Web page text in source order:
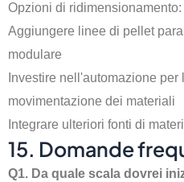
Opzioni di ridimensionamento:
Aggiungere linee di pellet
modulare
Investire nell'automazione
movimentazione dei materiali
Integrare ulteriori fonti di
15. Domande
Q1. Da quale scala dovrei